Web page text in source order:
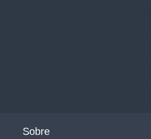
Sobre